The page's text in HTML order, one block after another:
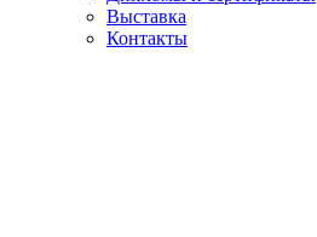
Выставка
Контакты